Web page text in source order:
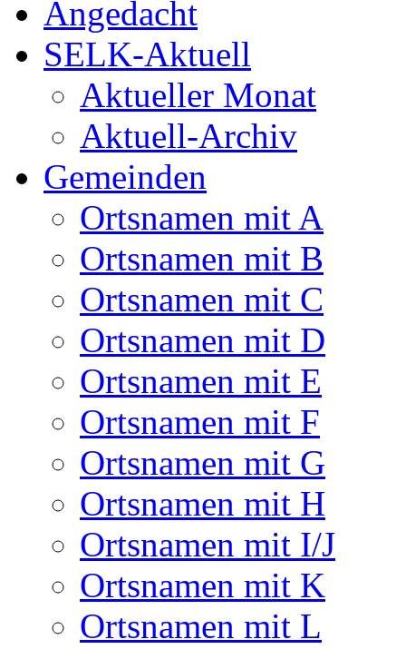
Angedacht
SELK-Aktuell
Aktueller Monat
Aktuell-Archiv
Gemeinden
Ortsnamen mit A
Ortsnamen mit B
Ortsnamen mit C
Ortsnamen mit D
Ortsnamen mit E
Ortsnamen mit F
Ortsnamen mit G
Ortsnamen mit H
Ortsnamen mit I/J
Ortsnamen mit K
Ortsnamen mit L